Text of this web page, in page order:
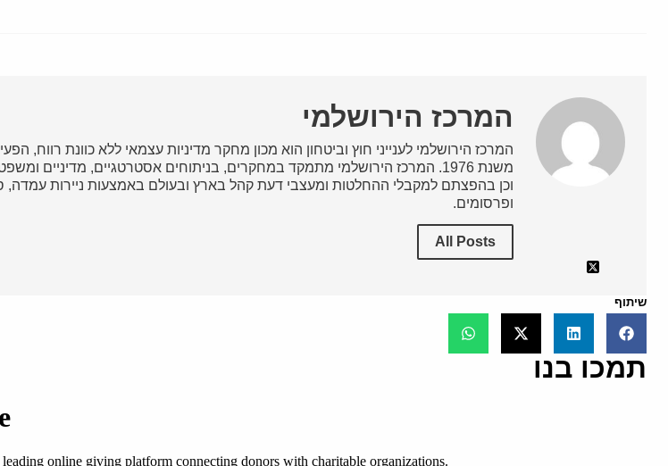
המרכז הירושלמי
המרכז הירושלמי לענייני חוץ וביטחון הוא מכון מחקר מדיניות עצמאי ללא כוונת רווח,
משנת 1976. המרכז הירושלמי מתמקד במחקרים, בניתוחים אסטרטגיים, מדיניים
וכן בהפצתם למקבלי ההחלטות ומעצבי דעת קהל בארץ ובעולם באמצעות ניירות עמדה,
ופרסומים.
All Posts
שיתוף
תמכו בנו